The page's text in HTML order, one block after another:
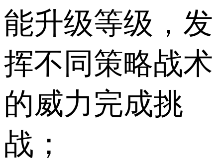
能升级等级，发
挥不同策略战术
的威力完成挑
战；